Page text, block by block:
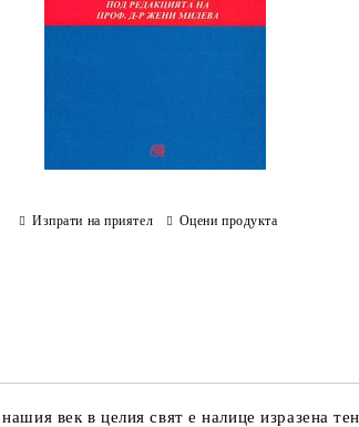
Изпрати на приятел Оцени продукта
век в целия свят е налице изразена